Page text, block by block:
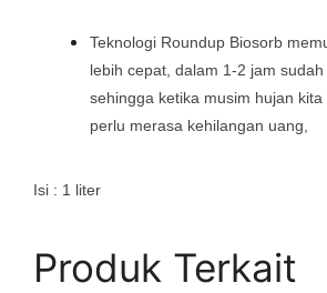
Teknologi Roundup Biosorb
lebih cepat, dalam 1-2 jam sudah
sehingga ketika musim hujan
perlu merasa kehilangan uang,
Isi : 1 liter
Produk Terkait